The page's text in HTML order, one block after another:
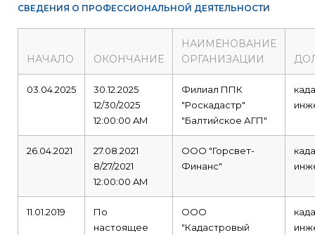
СВЕДЕНИЯ О ПРОФЕССИОНАЛЬНОЙ ДЕЯТЕЛЬНОСТИ
НАЧАЛО ОКОНЧАНИЕ
НАИМЕНОВАНИЕ
ОРГАНИЗАЦИИ
03.04.2025
30.12.2025
12/30/2025
12:00:00 AM
Филиал ППК
"Роскадастр"
"Балтийское АГП"
26.04.2021
27.08.2021
8/27/2021
12:00:00 AM
ООО "Горсвет-
Финанс"
11.01.2019
По
настоящее
ООО
"Кадастровый